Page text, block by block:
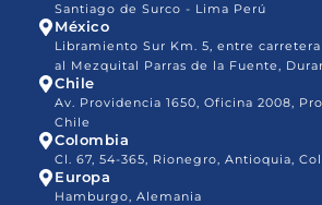
Santiago de Surco - Lima Perú
México
Libramiento Sur Km. 5, entre
al Mezquital Parras de la Fuente,
Chile
Av. Providencia 1650, Oficina 2008,
Chile
Colombia
Cl. 67, 54-365, Rionegro, Antioquia,
Europa
Hamburgo, Alemania